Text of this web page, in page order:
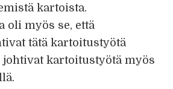
kartoista.
oli myös se, että
tätä kartoitustyötä
johtivat kartoitustyötä myös